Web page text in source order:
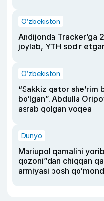
O‘zbekiston
Andijonda Tracker’ga
joylab, YTH sodir
O‘zbekiston
“Sakkiz qator she’rim
bo‘lgan”. Abdulla
asrab qolgan voqea
Dunyo
Mariupol qamalini
qozoni”dan chiqqan
armiyasi bosh